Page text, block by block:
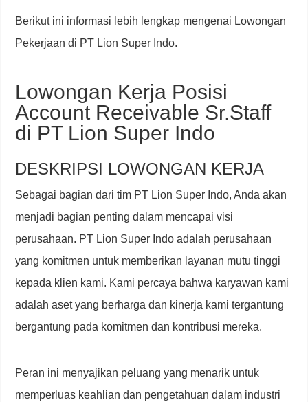
Berikut ini informasi lebih lengkap mengenai Lowongan
Pekerjaan di PT Lion Super Indo.
Lowongan Kerja Posisi
Account Receivable Sr.Staff
di PT Lion Super Indo
DESKRIPSI LOWONGAN KERJA
Sebagai bagian dari tim PT Lion Super Indo, Anda akan
menjadi bagian penting dalam mencapai visi
perusahaan. PT Lion Super Indo adalah perusahaan
yang komitmen untuk memberikan layanan mutu tinggi
kepada klien kami. Kami percaya bahwa karyawan kami
adalah aset yang berharga dan kinerja kami tergantung
bergantung pada komitmen dan kontribusi mereka.
Peran ini menyajikan peluang yang menarik untuk
memperluas keahlian dan pengetahuan dalam industri